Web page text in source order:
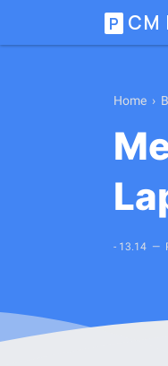
P CM
Home ›
- 13.14